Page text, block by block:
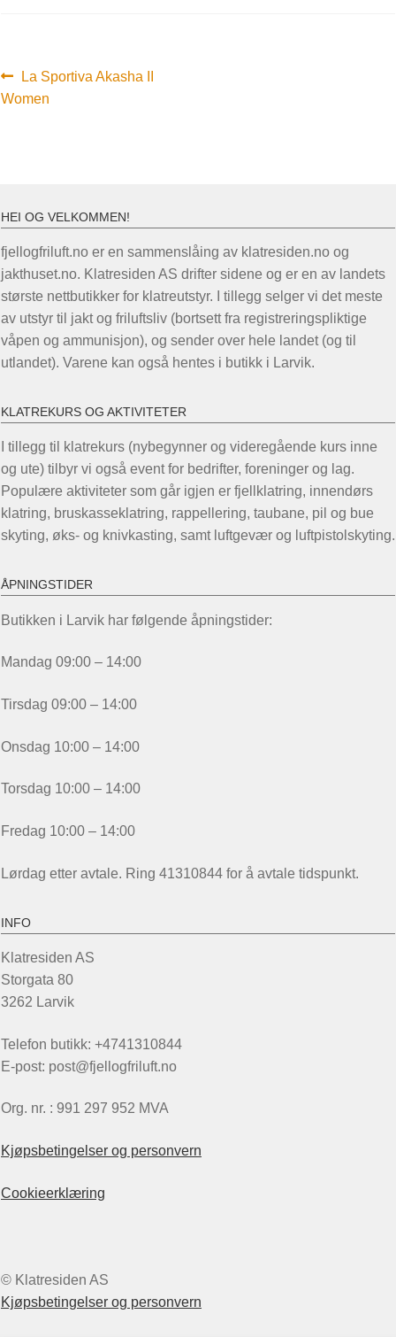
Innleggsnavigasjon
Forrige
innlegg:
La Sportiva Akasha II
Women
HEI OG VELKOMMEN!
fjellogfriluft.no er en sammenslåing av klatresiden.no og
jakthuset.no. Klatresiden AS drifter sidene og er en av landets
største nettbutikker for klatreutstyr. I tillegg selger vi det meste
av utstyr til jakt og friluftsliv (bortsett fra registreringspliktige
våpen og ammunisjon), og sender over hele landet (og til
utlandet). Varene kan også hentes i butikk i Larvik.
KLATREKURS OG AKTIVITETER
I tillegg til klatrekurs (nybegynner og videregående kurs inne
og ute) tilbyr vi også event for bedrifter, foreninger og lag.
Populære aktiviteter som går igjen er fjellklatring, innendørs
klatring, bruskasseklatring, rappellering, taubane, pil og bue
skyting, øks- og knivkasting, samt luftgevær og luftpistolskyting.
ÅPNINGSTIDER
Butikken i Larvik har følgende åpningstider:
Mandag 09:00 – 14:00
Tirsdag 09:00 – 14:00
Onsdag 10:00 – 14:00
Torsdag 10:00 – 14:00
Fredag 10:00 – 14:00
Lørdag etter avtale. Ring 41310844 for å avtale tidspunkt.
INFO
Klatresiden AS
Storgata 80
3262 Larvik
Telefon butikk: +4741310844
E-post: post@fjellogfriluft.no
Org. nr. : 991 297 952 MVA
Kjøpsbetingelser og personvern
Cookieerklæring
© Klatresiden AS
Kjøpsbetingelser og personvern